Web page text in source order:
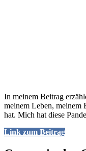
In meinem Beitrag
meinem Leben, meinem
hat. Mich hat diese
Link zum Beitrag